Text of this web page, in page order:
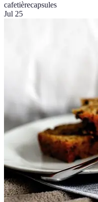
cafetièrecapsules
Jul 25